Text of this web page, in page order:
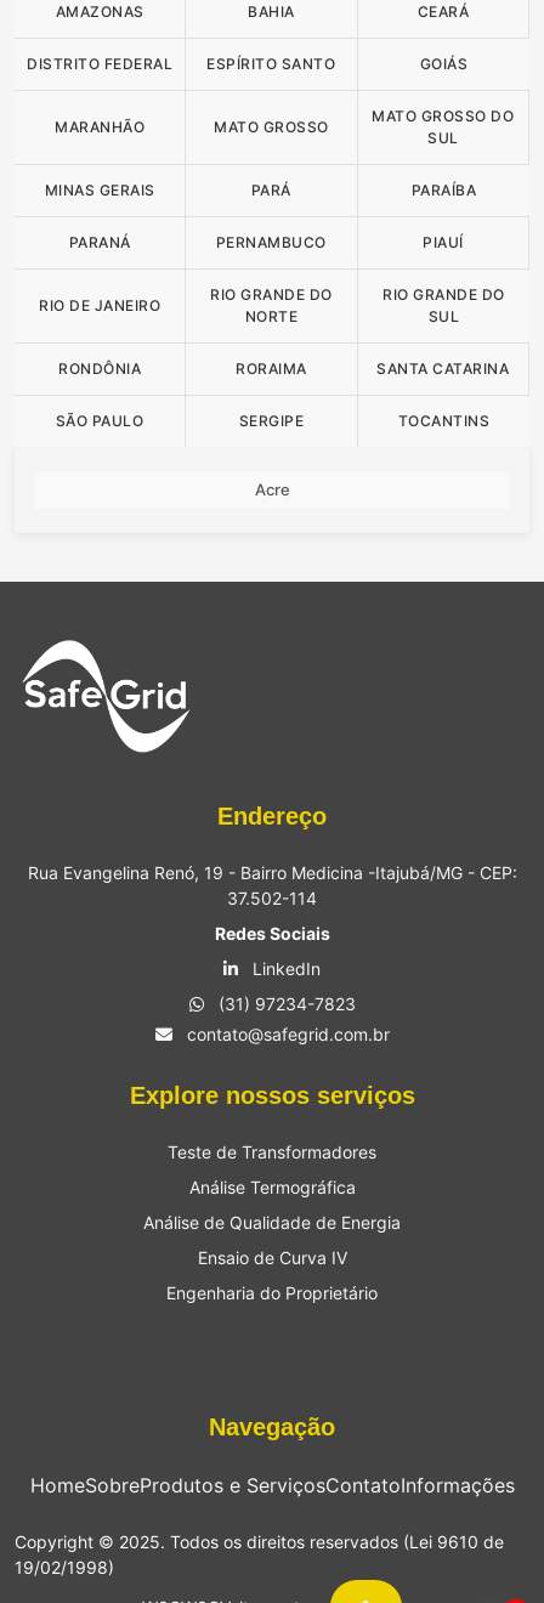
AMAZONAS BAHIA CEARÁ
DISTRITO FEDERAL ESPÍRITO SANTO GOIÁS
MARANHÃO MATO GROSSO
MATO GROSSO DO
SUL
MINAS GERAIS PARÁ PARAÍBA
PARANÁ PERNAMBUCO PIAUÍ
RIO DE JANEIRO
RIO GRANDE DO
NORTE
RIO GRANDE DO
SUL
RONDÔNIA RORAIMA SANTA CATARINA
SÃO PAULO SERGIPE TOCANTINS
Acre
Endereço
Rua Evangelina Renó, 19 - Bairro Medicina -Itajubá/MG - CEP:
37.502-114
Redes Sociais
LinkedIn
(31) 97234-7823
contato@safegrid.com.br
Explore nossos serviços
Teste de Transformadores
Análise Termográfica
Análise de Qualidade de Energia
Ensaio de Curva IV
Engenharia do Proprietário
Navegação
HomeSobreProdutos e ServiçosContatoInformações
Copyright © 2025. Todos os direitos reservados (Lei 9610 de
19/02/1998)